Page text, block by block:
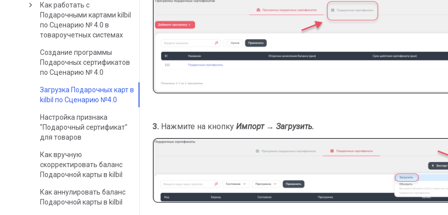
keyboard_arrow_right
Как работать с
Подарочными картами kilbil
по Сценарию № 4.0 в
товароучетных системах
Создание программы
Подарочных сертификатов
по Сценарию № 4.0
Загрузка Подарочных карт в
kilbil по Сценарию №4.0
Настройка признака
"Подарочный сертификат"
для товаров
Как вручную
скорректировать баланс
Подарочной карты в kilbil
Как аннулировать баланс
Подарочной карты в kilbil
3. Нажмите на кнопку Импорт → Загрузить.